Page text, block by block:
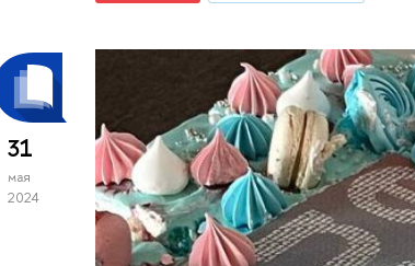
31
мая
2024